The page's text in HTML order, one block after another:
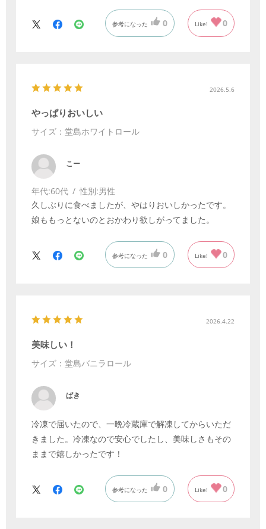
参考になった 0 Like! 0
2026.5.6
やっぱりおいしい
サイズ：堂島ホワイトロール
こー
年代:60代 性別:男性
久しぶりに食べましたが、やはりおいしかったです。
娘ももっとないのとおかわり欲しがってました。
参考になった 0 Like! 0
2026.4.22
美味しい！
サイズ：堂島バニラロール
ぱき
冷凍で届いたので、一晩冷蔵庫で解凍してからいただ
きました。冷凍なので安心でしたし、美味しさもその
ままで嬉しかったです！
参考になった 0 Like! 0